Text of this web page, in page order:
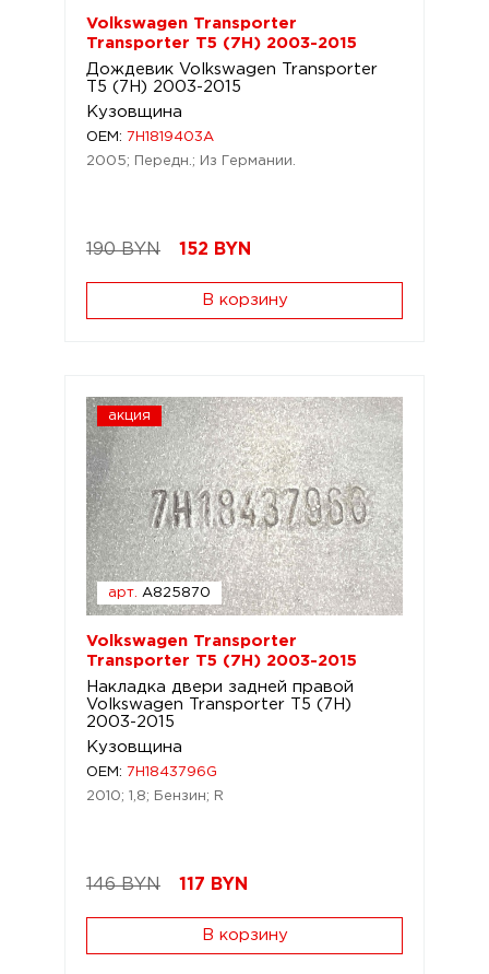
Volkswagen Transporter
Transporter T5 (7H) 2003-2015
Дождевик Volkswagen Transporter
T5 (7H) 2003-2015
Кузовщина
OEM:
7H1819403A
2005; Передн.; Из Германии.
190 BYN 152 BYN
В корзину
акция
арт. A825870
Volkswagen Transporter
Transporter T5 (7H) 2003-2015
Накладка двери задней правой
Volkswagen Transporter T5 (7H)
2003-2015
Кузовщина
OEM:
7H1843796G
2010; 1,8; Бензин; R
146 BYN 117 BYN
В корзину